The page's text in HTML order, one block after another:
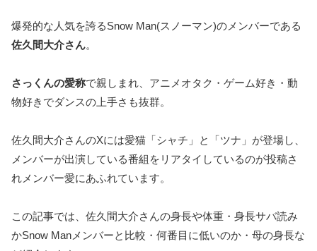
爆発的な人気を誇るSnow Man(スノーマン)のメンバーである
佐久間大介さん。
さっくんの愛称で親しまれ、アニメオタク・ゲーム好き・動
物好きでダンスの上手さも抜群。
佐久間大介さんのXには愛猫「シャチ」と「ツナ」が登場し、
メンバーが出演している番組をリアタイしているのが投稿さ
れメンバー愛にあふれています。
この記事では、佐久間大介さんの身長や体重・身長サバ読み
かSnow Manメンバーと比較・何番目に低いのか・母の身長な